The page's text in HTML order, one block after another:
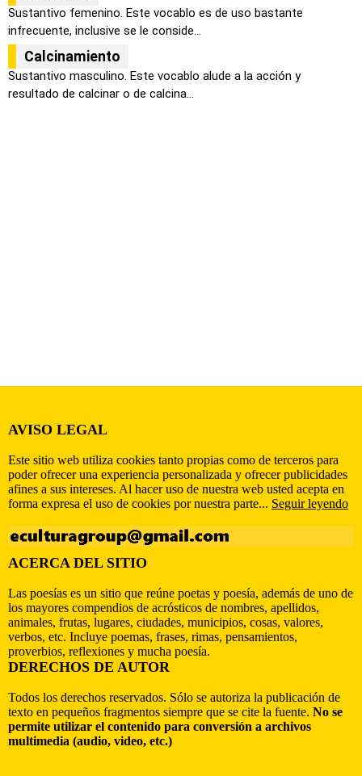
Sustantivo femenino. Este vocablo es de uso bastante
infrecuente, inclusive se le conside...
Calcinamiento
Sustantivo masculino. Este vocablo alude a la acción y
resultado de calcinar o de calcina...
AVISO LEGAL
Este sitio web utiliza cookies tanto propias como de terceros para
poder ofrecer una experiencia personalizada y ofrecer publicidades
afines a sus intereses. Al hacer uso de nuestra web usted acepta en
forma expresa el uso de cookies por nuestra parte... Seguir leyendo
ACERCA DEL SITIO
Las poesías es un sitio que reúne poetas y poesía, además de uno de
los mayores compendios de acrósticos de nombres, apellidos,
animales, frutas, lugares, ciudades, municipios, cosas, valores,
verbos, etc. Incluye poemas, frases, rimas, pensamientos,
proverbios, reflexiones y mucha poesía.
DERECHOS DE AUTOR
Todos los derechos reservados. Sólo se autoriza la publicación de
texto en pequeños fragmentos siempre que se cite la fuente. No se
permite utilizar el contenido para conversión a archivos
multimedia (audio, video, etc.)